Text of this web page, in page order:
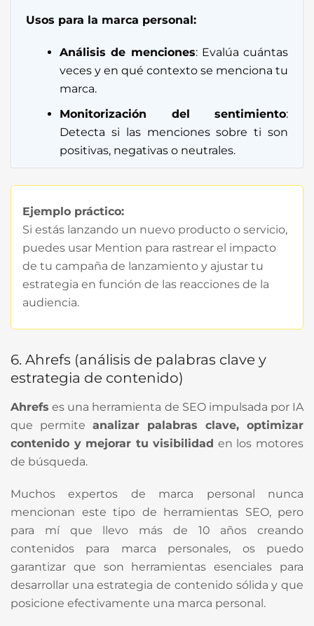
Usos para la marca personal:
Análisis de menciones: Evalúa cuántas
veces y en qué contexto se menciona tu
marca.
Monitorización del sentimiento:
Detecta si las menciones sobre ti son
positivas, negativas o neutrales.
Ejemplo práctico:
Si estás lanzando un nuevo producto o servicio,
puedes usar Mention para rastrear el impacto
de tu campaña de lanzamiento y ajustar tu
estrategia en función de las reacciones de la
audiencia.
6. Ahrefs (análisis de palabras clave y
estrategia de contenido)
Ahrefs es una herramienta de SEO impulsada por IA
que permite analizar palabras clave, optimizar
contenido y mejorar tu visibilidad en los motores
de búsqueda.
Muchos expertos de marca personal nunca
mencionan este tipo de herramientas SEO, pero
para mí que llevo más de 10 años creando
contenidos para marca personales, os puedo
garantizar que son herramientas esenciales para
desarrollar una estrategia de contenido sólida y que
posicione efectivamente una marca personal.